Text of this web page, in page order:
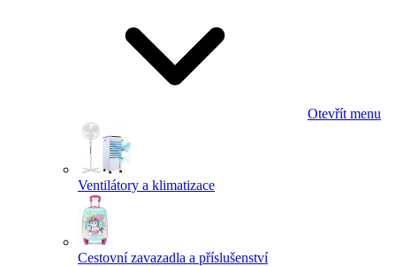
Otevřít menu
Ventilátory a klimatizace
Cestovní zavazadla a příslušenství